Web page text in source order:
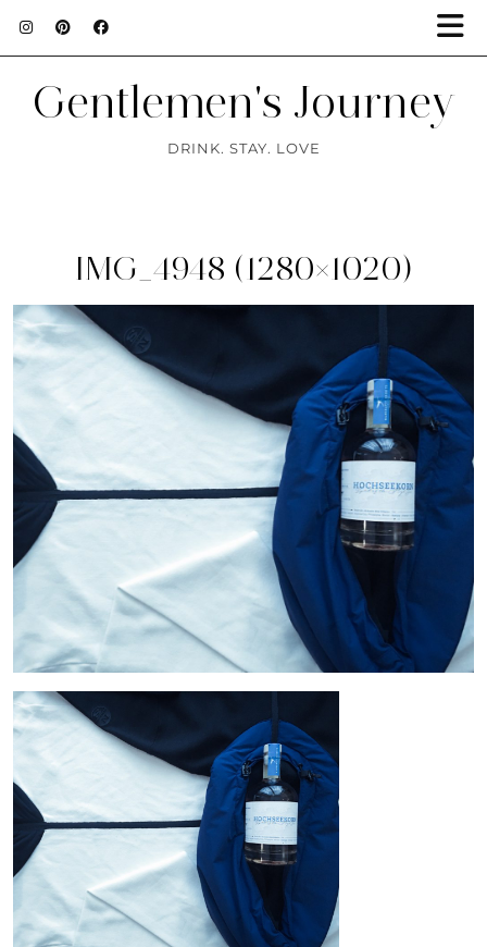
Gentlemen's Journey
DRINK. STAY. LOVE
IMG_4948 (1280×1020)